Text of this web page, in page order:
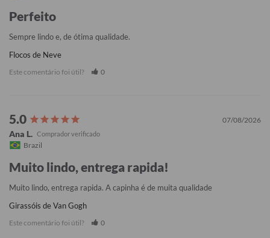
Perfeito
Sempre lindo e, de ótima qualidade.
Flocos de Neve
Este comentário foi útil? 0
07/08/2026
Ana L.
Brazil
Muito lindo, entrega rapida!
Muito lindo, entrega rapida. A capinha é de muita qualidade
Girassóis de Van Gogh
Este comentário foi útil? 0